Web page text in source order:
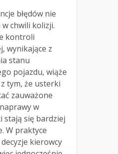
błędów nie
w chwili kolizji.
kontroli
wynikające z
stanu
pojazdu, wiąże
tym, że usterki
zauważone
w
stają się bardziej
W praktyce
kierowcy